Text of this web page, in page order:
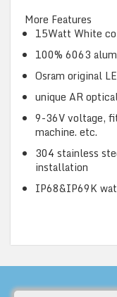
More Features
15Watt White
100% 6063
Osram original
unique AR
9-36V voltage,
machine. etc.
304 stainless
installation
IP68&IP69K